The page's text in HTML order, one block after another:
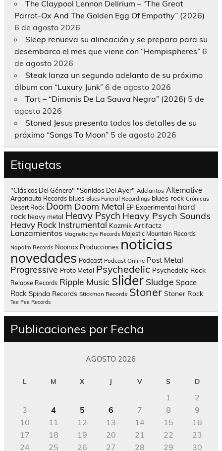
The Claypool Lennon Delirium – “The Great
Parrot-Ox And The Golden Egg Of Empathy” (2026)
6 de agosto 2026
Sleep renueva su alineación y se prepara para su
desembarco el mes que viene con “Hempispheres” 6
de agosto 2026
Steak lanza un segundo adelanto de su próximo
álbum con “Luxury Junk” 6 de agosto 2026
Tort – “Dimonis De La Sauva Negra” (2026) 5 de
agosto 2026
Stoned Jesus presenta todos los detalles de su
próximo “Songs To Moon” 5 de agosto 2026
Etiquetas
"Clásicos Del Género" "Sonidos Del Ayer" Adelantos Alternative
Argonauta Records blues Blues Funeral Recordings blues rock Crónicas
Desert Rock Doom Doom Metal EP Experimental hard
rock heavy metal Heavy Psych Heavy Psych Sounds
Heavy Rock Instrumental Kozmik Artifactz
Lanzamientos Magnetic Eye Records Majestic Mountain Records
Napalm Records Nooirax Producciones noticias
novedades Podcast Podcast Online Post Metal
Progressive Proto Metal Psychedelic Psychedelic Rock
Relapse Records Ripple Music slider Sludge Space
Rock Spinda Records Stickman Records Stoner Stoner Rock
Tee Pee Records
Publicaciones por Fecha
AGOSTO 2026
L M X J V S D
1
2
3
4 5 6 7 8
9
10
11 12 13 14 15
16
17
18 19 20 21 22
23
24
25 26 27 28 29
30